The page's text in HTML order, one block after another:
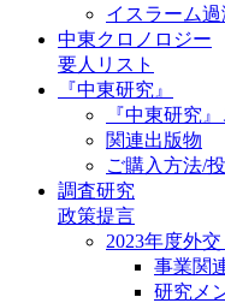
イスラーム
中東クロノロジー
要人リスト
『中東研究』
『中東研究
関連出版物
ご購入方法/
調査研究
政策提言
2023年度外
事業関
研究メ